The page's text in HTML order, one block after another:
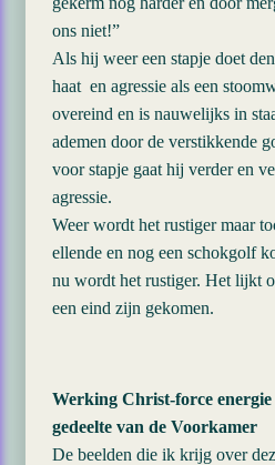
ons niet!”
Als hij weer een stapje doet
haat en agressie als een
overeind en is nauwelijks in
ademen door de verstikkende
voor stapje gaat hij verder en
agressie.
Weer wordt het rustiger maar
ellende en nog een schokgolf
nu wordt het rustiger. Het lijkt
een eind zijn gekomen.
Werking Christ-force energie
gedeelte van de Voorkamer
De beelden die ik krijg over